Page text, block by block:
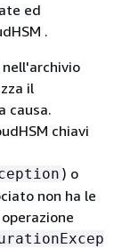
ed
.
il
causa.
chiavi
) o
non ha le